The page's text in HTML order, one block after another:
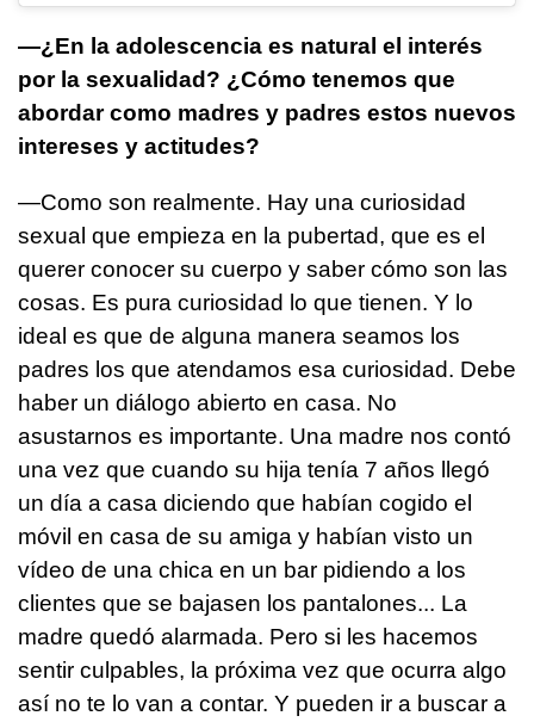
—¿En la adolescencia es natural el interés
por la sexualidad? ¿Cómo tenemos que
abordar como madres y padres estos nuevos
intereses y actitudes?
—Como son realmente. Hay una curiosidad
sexual que empieza en la pubertad, que es el
querer conocer su cuerpo y saber cómo son las
cosas. Es pura curiosidad lo que tienen. Y lo
ideal es que de alguna manera seamos los
padres los que atendamos esa curiosidad. Debe
haber un diálogo abierto en casa. No
asustarnos es importante. Una madre nos contó
una vez que cuando su hija tenía 7 años llegó
un día a casa diciendo que habían cogido el
móvil en casa de su amiga y habían visto un
vídeo de una chica en un bar pidiendo a los
clientes que se bajasen los pantalones... La
madre quedó alarmada. Pero si les hacemos
sentir culpables, la próxima vez que ocurra algo
así no te lo van a contar. Y pueden ir a buscar a